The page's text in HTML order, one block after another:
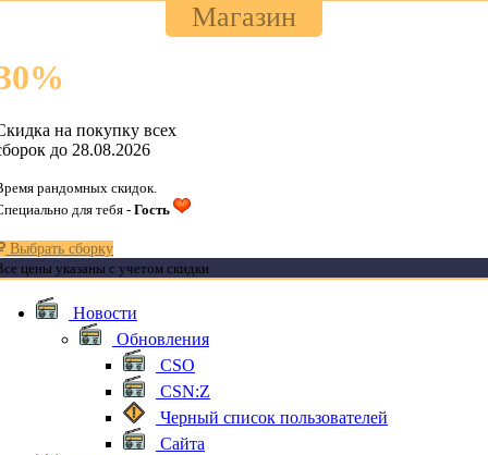
Магазин
%
на покупку всех
до 28.08.2026
рандомных скидок.
для тебя - Гость
Выбрать сборку
цены указаны с учетом скидки
Новости
Обновления
CSO
CSN:Z
Черный список пользователей
Сайта